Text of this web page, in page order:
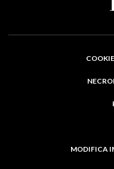
MODIFICA